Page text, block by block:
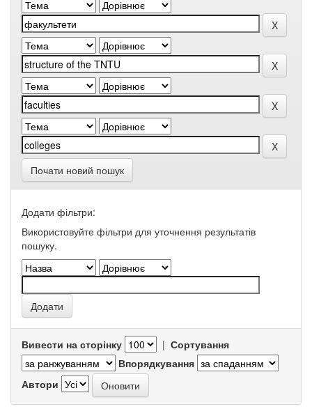
Почати новий пошук
Додати фільтри:
Використовуйте фільтри для уточнення результатів
пошуку.
Вивести на сторінку | Сортування
Впорядкування
Автори